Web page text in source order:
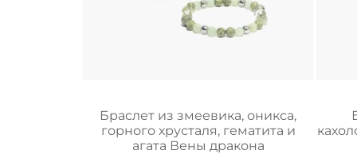
Браслет из змеевика, оникса,
горного хрусталя, гематита и
агата Вены дракона